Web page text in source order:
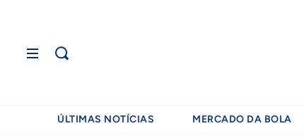
ÚLTIMAS NOTÍCIAS MERCADO DA BOLA